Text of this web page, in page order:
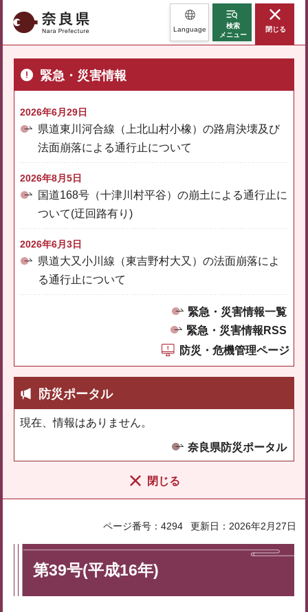
奈良県 Language
検索
メニュー
閉じる
緊急・災害情報
2026年6月29日
県道東川河合線（上北山村小橡）の路肩決壊及び
法面崩落による通行止について
2026年8月5日
国道168号（十津川村平谷）の崩土による通行止に
ついて(迂回路有り)
2026年6月3日
県道大又小川線（東吉野村大又）の法面崩落によ
る通行止について
緊急・災害情報一覧
緊急・災害情報RSS
防災・危機管理ページ
防災ポータル
現在、情報はありません。
奈良県防災ポータル
閉じる
ページ番号：4294 更新日：2026年2月27日
第39号(平成16年)